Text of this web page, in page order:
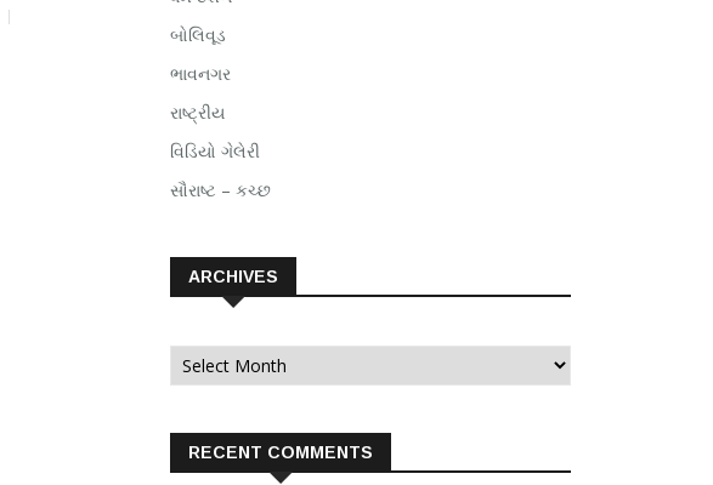
બોલિવૂડ
ભાવનગર
રાષ્ટ્રીય
વિડિયો ગેલેરી
સૌરાષ્ટ – કચ્છ
ARCHIVES
Archives
RECENT COMMENTS